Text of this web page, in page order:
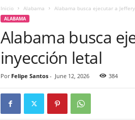
Inicio Alabama Alabama busca ejecutar a
ALABAMA
Alabama busca
inyección letal
Por Felipe Santos- June 12, 2026 384